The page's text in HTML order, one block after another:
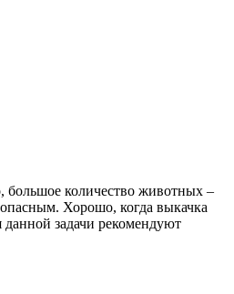
количество животных –
Хорошо, когда выкачка
данной задачи рекомендуют